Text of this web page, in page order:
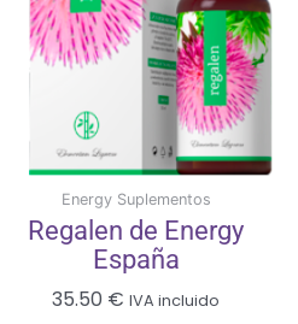
Energy Suplementos
Regalen de Energy
España
35.50 € IVA incluido